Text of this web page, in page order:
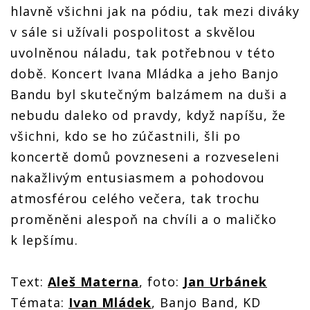
hlavně všichni jak na pódiu, tak mezi diváky
v sále si užívali pospolitost a skvělou
uvolněnou náladu, tak potřebnou v této
době. Koncert Ivana Mládka a jeho Banjo
Bandu byl skutečným balzámem na duši a
nebudu daleko od pravdy, když napíšu, že
všichni, kdo se ho zúčastnili, šli po
koncertě domů povzneseni a rozveseleni
nakažlivým entusiasmem a pohodovou
atmosférou celého večera, tak trochu
proměněni alespoň na chvíli a o maličko
k lepšímu.
Text: Aleš Materna, foto: Jan Urbánek
Témata: Ivan Mládek, Banjo Band, KD